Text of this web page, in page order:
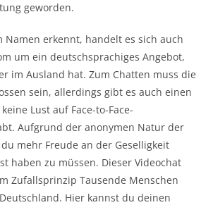
geworden.
Namen erkennt, handelt es sich auch
um ein deutschsprachiges Angebot,
im Ausland hat. Zum Chatten muss die
sein, allerdings gibt es auch einen
Lust auf Face-to-Face-
Aufgrund der anonymen Natur der
mehr Freude an der Geselligkeit
haben zu müssen. Dieser Videochat
Zufallsprinzip Tausende Menschen
Hier kannst du deinen